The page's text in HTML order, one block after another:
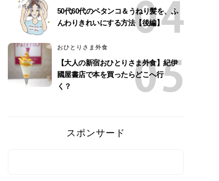
50代60代のペタンコ＆うねり髪を、ふ
んわりきれいにする方法【後編】
おひとりさま外食
【大人の新宿おひとりさま外食】紀伊
國屋書店で本を買ったらどこへ行
く？
スポンサード